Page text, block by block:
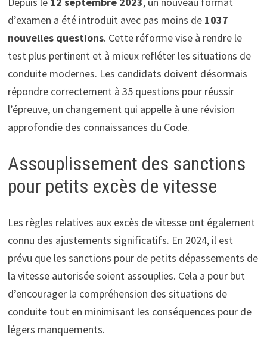
d’examen a été introduit avec pas moins de 1037
nouvelles questions. Cette réforme vise à rendre le
test plus pertinent et à mieux refléter les situations de
conduite modernes. Les candidats doivent désormais
répondre correctement à 35 questions pour réussir
l’épreuve, un changement qui appelle à une révision
approfondie des connaissances du Code.
Assouplissement des sanctions
pour petits excès de vitesse
Les règles relatives aux excès de vitesse ont également
connu des ajustements significatifs. En 2024, il est
prévu que les sanctions pour de petits dépassements de
la vitesse autorisée soient assouplies. Cela a pour but
d’encourager la compréhension des situations de
conduite tout en minimisant les conséquences pour de
légers manquements.